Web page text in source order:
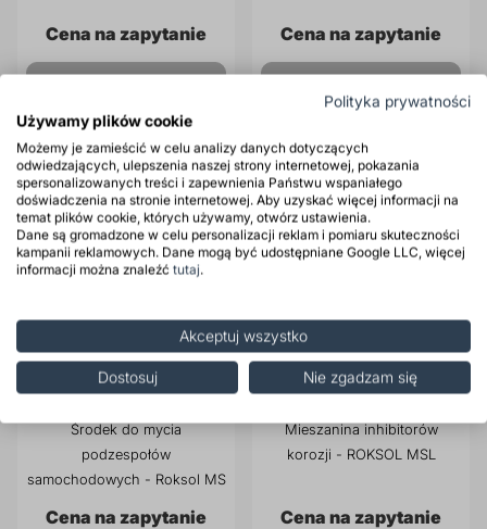
Cena na zapytanie
zamówienie
Cena na zapytanie
zamówienie
Środek do mycia
podzespołów
samochodowych - Roksol MS
Cena na zapytanie
Mieszanina inhibitorów
korozji - ROKSOL MSL
Cena na zapytanie
Polityka prywatności
Używamy plików cookie
Możemy je zamieścić w celu analizy danych dotyczących
odwiedzających, ulepszenia naszej strony internetowej, pokazania
spersonalizowanych treści i zapewnienia Państwu wspaniałego
doświadczenia na stronie internetowej. Aby uzyskać więcej informacji na
temat plików cookie, których używamy, otwórz ustawienia.
Dane są gromadzone w celu personalizacji reklam i pomiaru skuteczności
kampanii reklamowych. Dane mogą być udostępniane Google LLC, więcej
informacji można znaleźć tutaj.
Akceptuj wszystko
Dostosuj Nie zgadzam się